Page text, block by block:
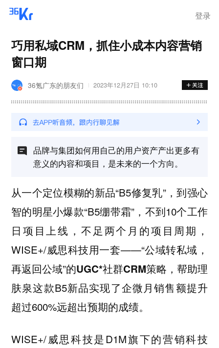
登录
巧用私域CRM，抓住小成本内容营销
窗口期
36氪广东的朋友们 2023年12月27日 10:10
品牌与集团如何用自己的用户资产产出更多有
意义的内容和项目，是未来的一个方向。
从一个定位模糊的新品“B5修复乳”，到强心
智的明星小爆款“B5绷带霜”，不到10个工作
日项目上线，不足两个月的项目周期，
WISE+/威思科技用一套——“公域转私域，
再返回公域”的UGC*社群CRM策略 ，帮助理
肤泉这款B5新品实现了企微月销售额提升
超过600%远超出预期的成绩。
WISE+/威思科技是D1M旗下的营销科技